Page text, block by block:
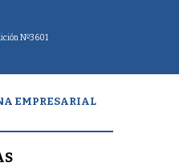
Nº3601
EMPRESARIAL